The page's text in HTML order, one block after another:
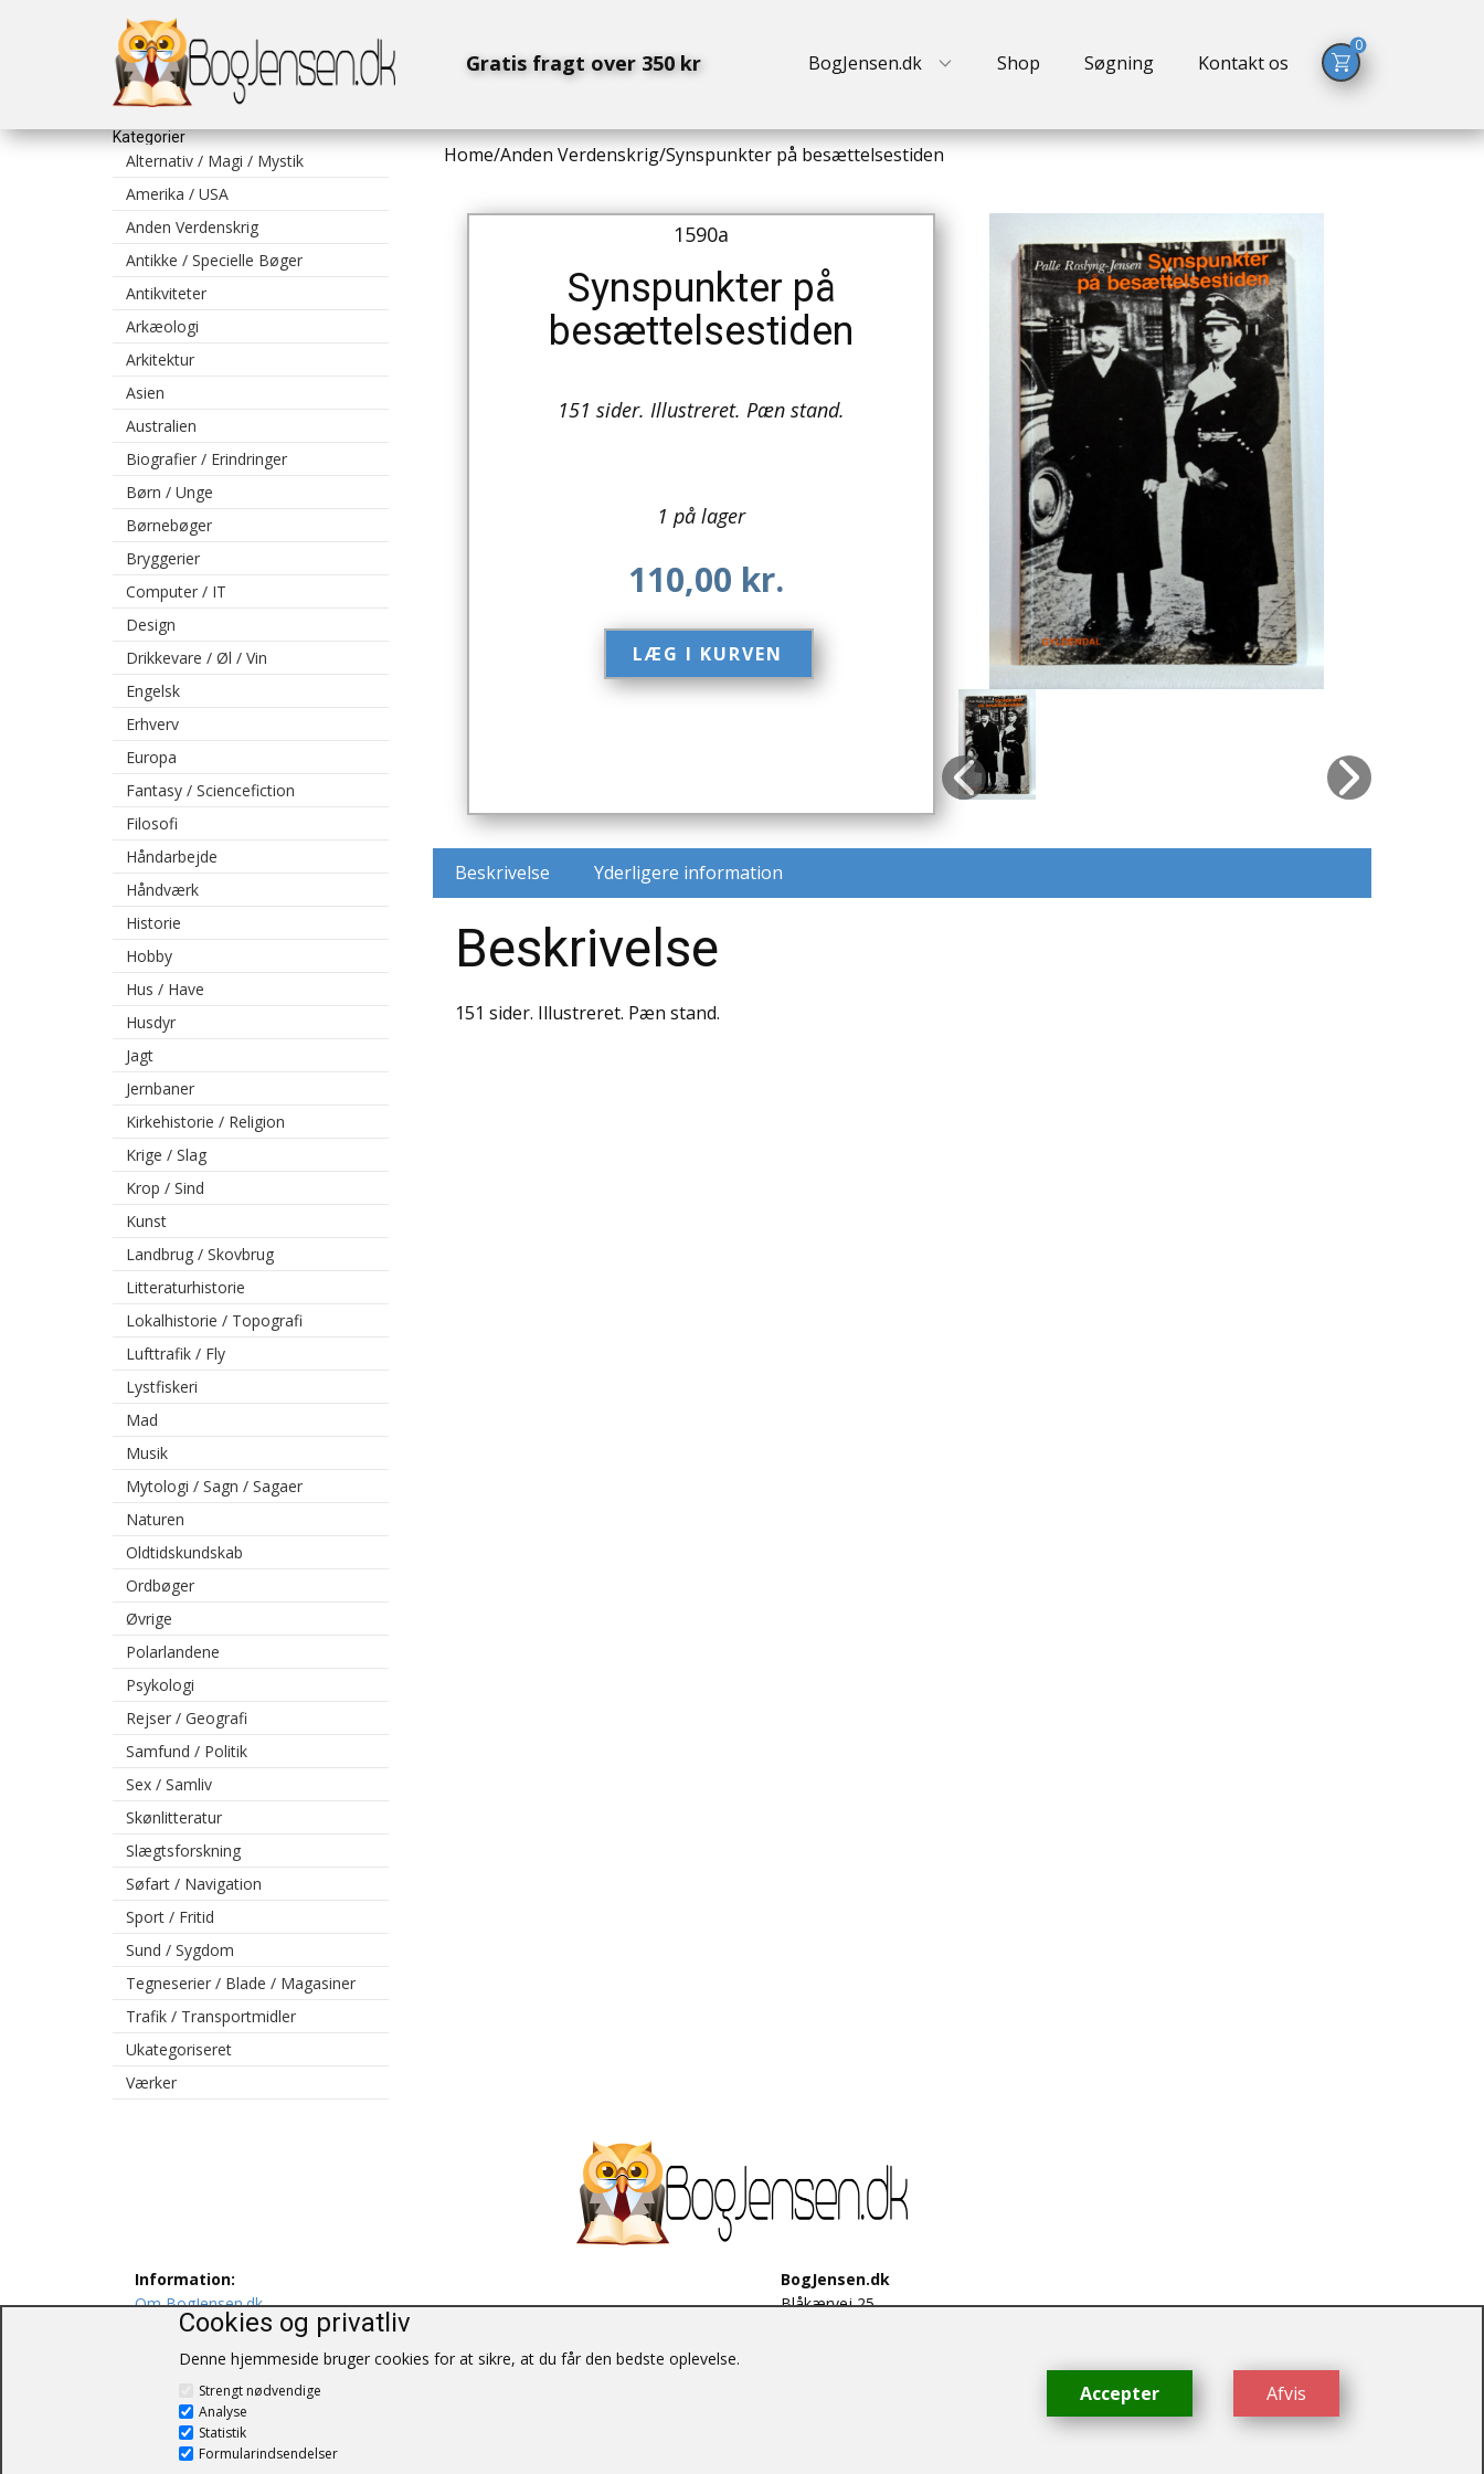
BogJensen.dk Shop Søgning Kontakt os
Gratis fragt over 350 kr
0
Kategorier
Alternativ / Magi / Mystik
Amerika / USA
Anden Verdenskrig
Antikke / Specielle Bøger
Antikviteter
Arkæologi
Arkitektur
Asien
Australien
Biografier / Erindringer
Børn / Unge
Børnebøger
Bryggerier
Computer / IT
Design
Drikkevare / Øl / Vin
Engelsk
Erhverv
Europa
Fantasy / Sciencefiction
Filosofi
Håndarbejde
Håndværk
Historie
Hobby
Hus / Have
Husdyr
Jagt
Jernbaner
Kirkehistorie / Religion
Krige / Slag
Krop / Sind
Kunst
Landbrug / Skovbrug
Litteraturhistorie
Lokalhistorie / Topografi
Lufttrafik / Fly
Lystfiskeri
Mad
Musik
Mytologi / Sagn / Sagaer
Naturen
Oldtidskundskab
Ordbøger
Øvrige
Polarlandene
Psykologi
Rejser / Geografi
Samfund / Politik
Sex / Samliv
Skønlitteratur
Slægtsforskning
Søfart / Navigation
Sport / Fritid
Sund / Sygdom
Tegneserier / Blade / Magasiner
Trafik / Transportmidler
Ukategoriseret
Værker
Home/Anden Verdenskrig/Synspunkter på besættelsestiden
1590a
Synspunkter på
besættelsestiden
151 sider. Illustreret. Pæn stand.
1 på lager
110,00 kr.
LÆG I KURVEN​
Beskrivelse Yderligere information
Beskrivelse
151 sider. Illustreret. Pæn stand.
Information:
Om BogJensen.dk
Levering
Persondatapolitik
Salgs og leveringsbetingelser
Kontakt os
BogJensen.dk
Blåkærvej 25
Cookies og privatliv
Denne hjemmeside bruger cookies for at sikre, at du får den bedste oplevelse.
Strengt nødvendige
Analyse
Statistik
Formularindsendelser
Afvis
Accepter